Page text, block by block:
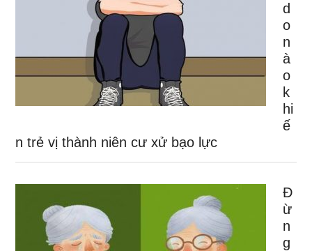
d
o
n
à
o
k
hi
ế
n trẻ vị thành niên cư xử bạo lực
Đ
ừ
n
g